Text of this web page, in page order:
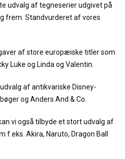
udvalg af tegneserier udgivet på
frem. Standvurderet af vores
af store europæiske titler som
Luke og Linda og Valentin.
af antikvariske Disney-
og Anders And & Co.
vi også tilbyde et stort udvalg af
Akira, Naruto, Dragon Ball